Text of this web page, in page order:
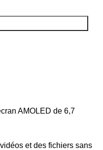
AMOLED de 6,7
et des fichiers sans